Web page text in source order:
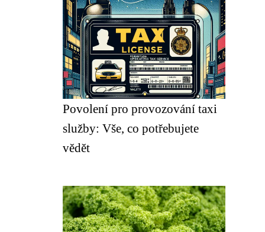
Povolení pro provozování taxi
služby: Vše, co potřebujete
vědět